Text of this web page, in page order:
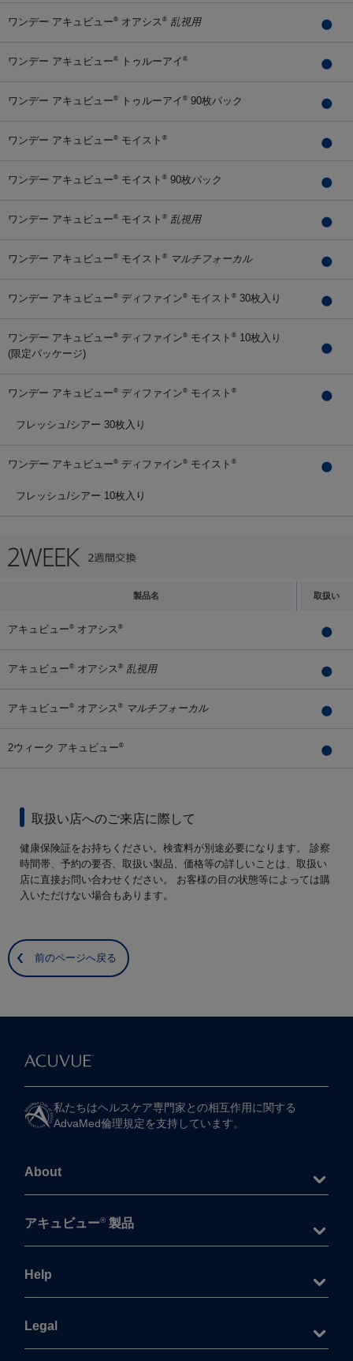
ワンデー アキュビュー® オアシス ® 乱視用
ワンデー アキュビュー® トゥルーアイ ®
ワンデー アキュビュー® トゥルーアイ ® 90枚パック
ワンデー アキュビュー® モイスト ®
ワンデー アキュビュー® モイスト ® 90枚パック
ワンデー アキュビュー® モイスト ® 乱視用
ワンデー アキュビュー® モイスト ® マルチフォーカル
ワンデー アキュビュー® ディファイン® モイスト ® 30枚入り
ワンデー アキュビュー® ディファイン® モイスト ® 10枚入り
(限定パッケージ)
ワンデー アキュビュー® ディファイン® モイスト ®
フレッシュ/シアー 30枚入り
ワンデー アキュビュー® ディファイン® モイスト ®
フレッシュ/シアー 10枚入り
製品名 取扱い
アキュビュー® オアシス ®
アキュビュー® オアシス ® 乱視用
アキュビュー® オアシス ® マルチフォーカル
2ウィーク アキュビュー®
取扱い店へのご来店に際して
健康保険証をお持ちください。検査料が別途必要になります。 診察
時間帯、予約の要否、取扱い製品、価格等の詳しいことは、取扱い
店に直接お問い合わせください。 お客様の目の状態等によっては購
入いただけない場合もあります。
前のページへ戻る
私たちは​ヘルスケア専門家との​相互作用に​関する​
AdvaMed倫理規定を​支持しています。
About
アキュビュー® 製品
Help
Legal